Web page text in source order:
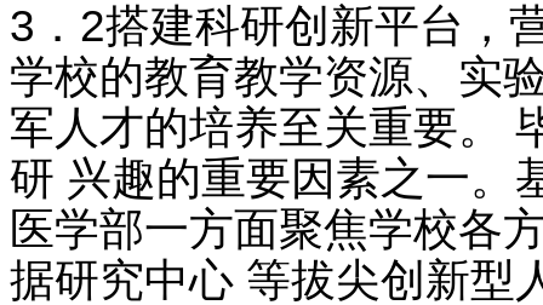
3．2搭建科研创新平台，
学校的教育教学资源、实
军人才的培养至关重要。
研 兴趣的重要因素之一。
医学部一方面聚焦学校各
据研究中心 等拔尖创新型